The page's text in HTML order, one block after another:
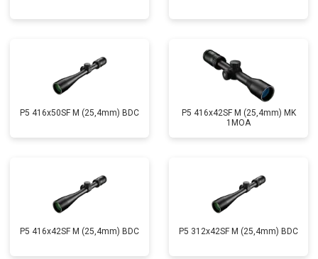
P5 416x50SF M (25,4mm) BDC
P5 416x42SF M (25,4mm) MK
1MOA
P5 416x42SF M (25,4mm) BDC P5 312x42SF M (25,4mm) BDC